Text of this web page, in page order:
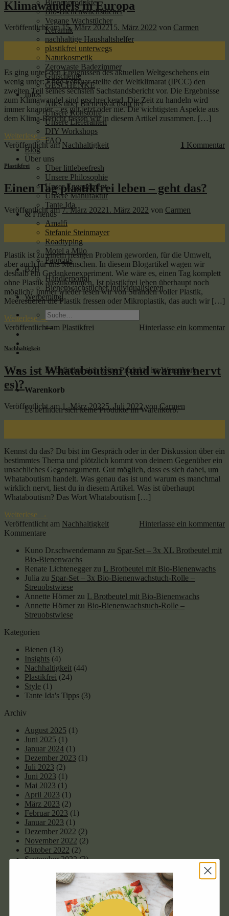
Bienenprodukte
Bio-Bienenwachstücher
Vegane Wachstücher
Keramik
nachhaltige Haushaltshelfer
plastikfrei unterwegs
Naturkosmetik
Zerowaste Badezimmer
Gutscheine
GESCHENKE
Infos
Alles über Bienenwachstücher
Unsere Rohstoffe
Unsere Lieferanten
DIY Workshops
FAQ
Blog
Über uns
Über littlebeefresh
Unsere Philosophie
Unser Engagement
Unsere Manufaktur
Tante Ida
& Friends
Amalfi
Stefanie Steinmayer
Roadtyping
Motel a Miio
Paprcuts
B2B
Händlerportal
Bienenwachstücher individualisieren
Werbemittel
Suche
nach:
Es befinden sich keine Produkte im Warenkorb.
Warenkorb
Es befinden sich keine Produkte im Warenkorb.
Klimawandels in Europa
Veröffentlicht am15. März 202215. März 2022 von Carmen
Es ging unter den Ereignissen des aktuellen Weltgeschehens ein
wenig unter: Ende Februar stellte der Weltklimarat (IPCC) den
zweiten Teil seines sechsten Sachstandsbericht vor. Die Ergebnisse
zum Klimawandel sind erschreckend. Die Zeit zu handeln wird
immer knapper – es gilt jetzt oder nie. Die wichtigsten Aspekte aus
dem Klima-Bericht fassen wir in diesem Artikel zusammen. […]
Weiterlese→
Veröffentlicht amNachhaltigkeit 1 Kommentar
Plastikfrei
Einen Tag plastikfrei leben – geht das?
Veröffentlicht am7. März 20221. März 2022 von Carmen
Plastik ist zu einem riesigen Problem geworden, für die Umwelt,
aber auch für uns Menschen. In diesem Blogartikel wagen wir
deshalb ein Gedankenexperiment. Wie wäre es, einen Tag komplett
ohne Plastik auszukommen. Ist plastikfrei leben überhaupt noch
möglich? Immer wieder lesen wir von Stränden voller Plastik,
Meerestieren die Plastik fressen oder Mikroplastik, das auch wir […]
Weiterlese→
Veröffentlicht am Plastikfrei Hinterlasse ein kommentar
Nachhaltigkeit
Was ist Whataboutism (und warum nervt
es)?
Veröffentlicht am 1. März 20225. Juli 2022von Carmen
Kennst du das? Du bist im Gespräch oder in der Diskussion über ein
bestimmtes Thema und plötzlich kommt von deinem Gegenüber ein
unsachliches Gegenargument. Gut möglich, dass es sich dabei, um
Whataboutism handelt. Was genau das ist und warum es manchmal
wirklich nervt, liest du in diesem Artikel. Was ist überhaupt
Whataboutism? Das Wort Whataboutism […]
Weiterlese →
Veröffentlicht am Nachhaltigkeit
Hinterlasse ein kommentar
Kommentare
Kuno Dr.schwendemann zu Spar-Set – 3x XL Brotbeutel mit
Bio-Bienenwachs
Renate Lichtenegger zu L Brotbeutel mit Bio-Bienenwachs
Julia zu Spar-Set – 3x Bio-Bienenwachstuch-Rolle –
Streuobstwiese
Annette Hörner zu L Brotbeutel mit Bio-Bienenwachs
Annette Hörner zu Bio-Bienenwachstuch-Rolle –
Streuobstwiese
Kategorien
Bienen (13)
Insights (4)
Nachhaltigkeit (44)
Plastikfrei (24)
Style (1)
Tante Ida's Tipps (3)
Archiv
August 2025 (1)
Juni 2025 (1)
Januar 2024 (1)
Dezember 2023 (1)
Juli 2023 (2)
Juni 2023 (1)
Mai 2023 (1)
April 2023 (1)
März 2023 (2)
Februar 2023 (1)
Januar 2023 (1)
Dezember 2022 (2)
November 2022 (2)
Oktober 2022 (2)
September 2022(2)
(3)
(3)
April 2022
(3)
(2)